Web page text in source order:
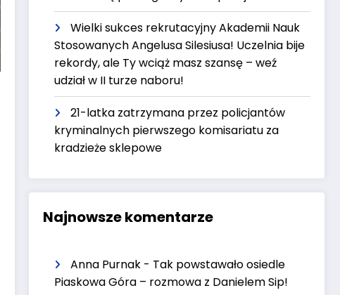
Wielki sukces rekrutacyjny Akademii Nauk
Stosowanych Angelusa Silesiusa! Uczelnia bije
rekordy, ale Ty wciąż masz szansę – weź
udział w II turze naboru!
21-latka zatrzymana przez policjantów
kryminalnych pierwszego komisariatu za
kradzieże sklepowe
Najnowsze komentarze
Anna Purnak - Tak powstawało osiedle
Piaskowa Góra – rozmowa z Danielem Sip!